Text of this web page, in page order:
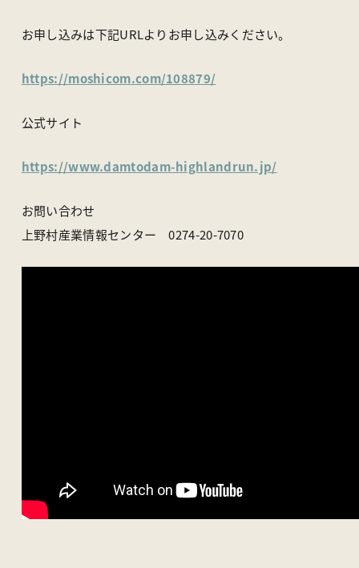
お申し込みは下記URLよりお申し込みください。
https://moshicom.com/108879/
公式サイト
https://www.damtodam-highlandrun.jp/
お問い合わせ
上野村産業情報センター 0274-20-7070